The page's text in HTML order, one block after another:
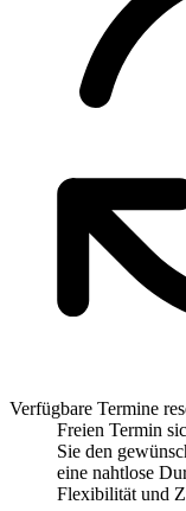
Verfügbare Termine
Freien Termin
Sie den
eine nahtlose
Flexibilität und